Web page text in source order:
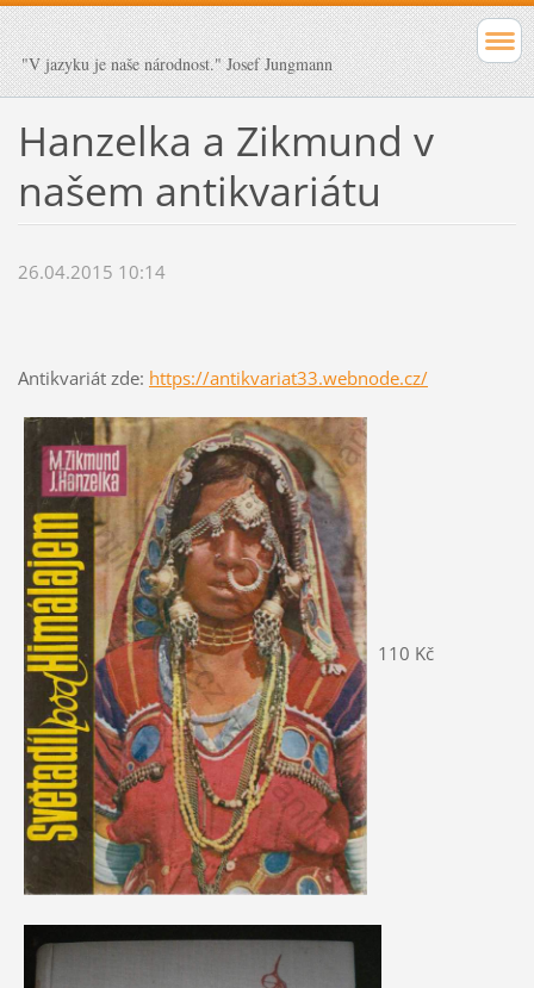
"V jazyku je naše národnost." Josef Jungmann
Hanzelka a Zikmund v
našem antikvariátu
26.04.2015 10:14
Antikvariát zde: https://antikvariat33.webnode.cz/
110 Kč